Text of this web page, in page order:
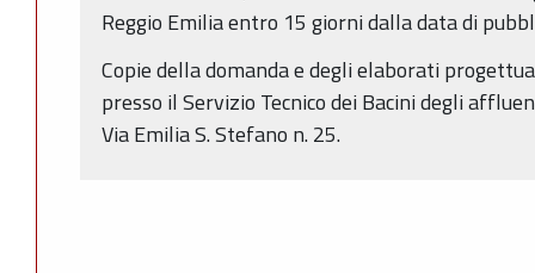
Reggio Emilia entro 15 giorni dalla data di
Copie della domanda e degli elaborati
presso il Servizio Tecnico dei Bacini degli
Via Emilia S. Stefano n. 25.